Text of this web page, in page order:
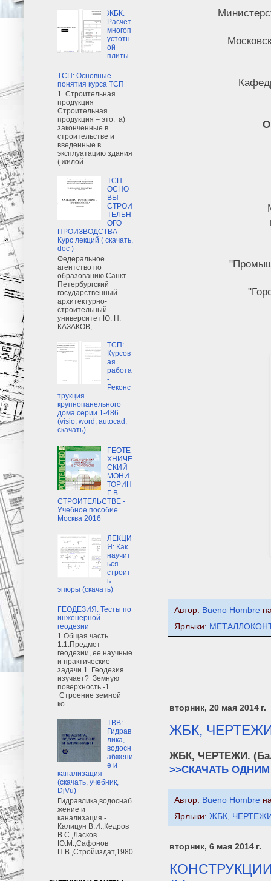
Автор: Bueno Hombre
Ярлыки:
вторник, 20 мая 2014 г.
ЖБК,
ЖБК, ЧЕРТЕЖИ.
>>СКАЧАТЬ
Автор: Bueno Hombre
Ярлыки: ЖБК
вторник, 6 мая 2014 г.
ЖБК:
Расчет
многоп
устотн
ой
плиты.
ТСП: Основные
понятия курса ТСП
1. Строительная
продукция
Строительная
продукция – это: а)
законченные в
строительстве и
введенные в
эксплуатацию здания
( жилой ...
ТСП:
ОСНО
ВЫ
СТРОИ
ТЕЛЬН
ОГО
ПРОИЗВОДСТВА
Курс лекций ( скачать,
doc )
Федеральное
агентство по
образованию Санкт-
Петербургский
государственный
архитектурно-
строительный
университет Ю. Н.
КАЗАКОВ,...
ТСП:
Курсов
ая
работа
-
Реконс
трукция
крупнопанельного
дома серии 1-486
(visio, word, autocad,
скачать)
ГЕОТЕ
ХНИЧЕ
СКИЙ
МОНИ
ТОРИН
Г В
СТРОИТЕЛЬСТВЕ -
Учебное пособие.
Москва 2016
ЛЕКЦИ
Я: Как
научит
ься
строит
ь
эпюры (скачать)
ГЕОДЕЗИЯ: Тесты по
инженерной
геодезии
1.Общая часть
1.1.Предмет
геодезии, ее научные
и практические
задачи 1. Геодезия
изучает? Земную
поверхность -1.
Строение земной
ко...
ТВВ:
Гидрав
лика,
водосн
абжени
е и
канализация
(скачать, учебник,
DjVu)
Гидравлика,водоснаб
жение и
канализация.-
Калицун В.И.,Кедров
В.С.,Ласков
Ю.М.,Сафонов
П.В.,Стройиздат,1980